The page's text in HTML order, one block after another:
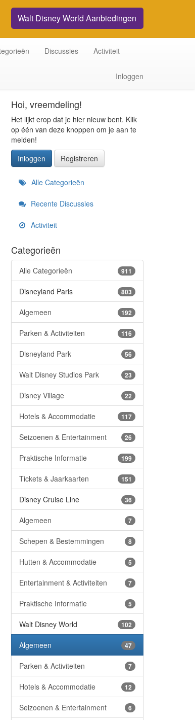
Walt Disney World Aanbiedingen
Discussies Activiteit
Inloggen
Hoi, vreemdeling!
Het lijkt erop dat je hier nieuw bent. Klik
op één van deze knoppen om je aan te
melden!
Inloggen
Registreren
Snelkoppelingen
Alle Categorieën
Recente Discussies
Activiteit
Categorieën
911
Alle Categorieën
803
Disneyland Paris
192
Algemeen
116
Parken & Activiteiten
56
Disneyland Park
23
Walt Disney Studios Park
22
Disney Village
117
Hotels & Accommodatie
26
Seizoenen & Entertainment
199
Praktische Informatie
151
Tickets & Jaarkaarten
36
Disney Cruise Line
7
Algemeen
8
Schepen & Bestemmingen
5
Hutten & Accommodatie
7
Entertainment & Activiteiten
5
Praktische Informatie
102
Walt Disney World
47
Algemeen
7
Parken & Activiteiten
12
Hotels & Accommodatie
6
Seizoenen & Entertainment